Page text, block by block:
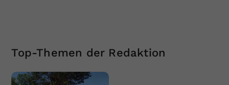
Top-Themen der Redaktion